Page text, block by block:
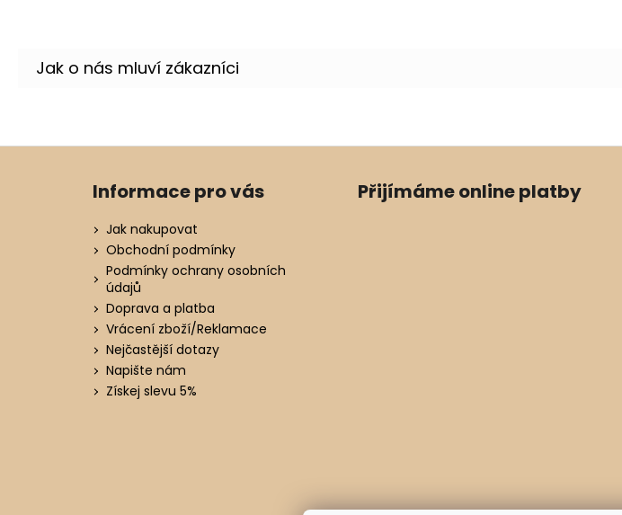
Informace pro vás
Jak nakupovat
Obchodní podmínky
Podmínky ochrany osobních
údajů
Doprava a platba
Vrácení zboží/Reklamace
Nejčastější dotazy
Napište nám
Získej slevu 5%
Přijímáme online platby